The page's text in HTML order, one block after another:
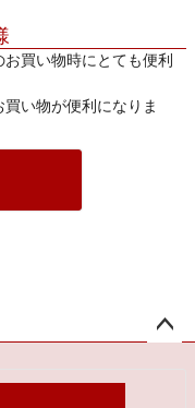
買い物時にとても便利
い物が便利になりま